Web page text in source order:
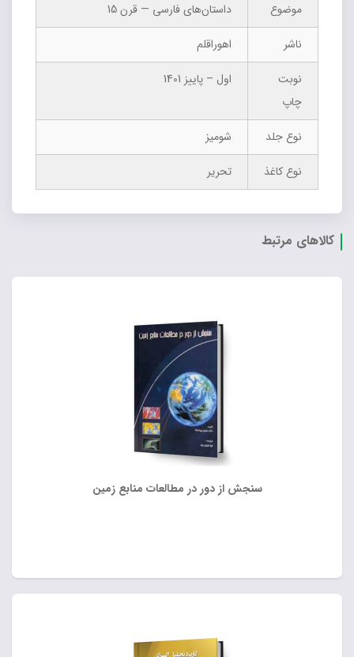
موضوع
داستان‌های فارسی — قرن 15
ناشر
اهوراقلم
نوبت
چاپ
اول – پاییز 1401
نوع جلد
شومیز
نوع کاغذ
تحریر
کالاهای مرتبط
سنجش از دور در مطالعات منابع زمین